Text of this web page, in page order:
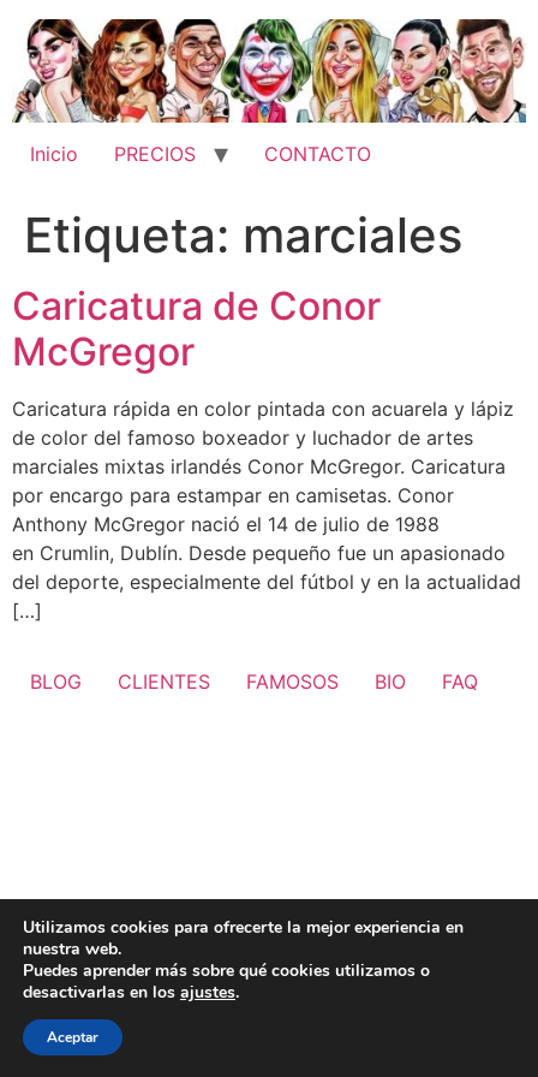
contenido
Inicio PRECIOS CONTACTO
Etiqueta: marciales
Caricatura de Conor
McGregor
Caricatura rápida en color pintada con acuarela y lápiz
de color del famoso boxeador y luchador de artes
marciales mixtas irlandés Conor McGregor. Caricatura
por encargo para estampar en camisetas. Conor
Anthony McGregor nació el 14 de julio de 1988
en Crumlin, Dublín. Desde pequeño fue un apasionado
del deporte, especialmente del fútbol y en la actualidad
[…]
BLOG CLIENTES FAMOSOS BIO FAQ
Utilizamos cookies para ofrecerte la mejor experiencia en
nuestra web.
Puedes aprender más sobre qué cookies utilizamos o
desactivarlas en los ajustes.
Aceptar